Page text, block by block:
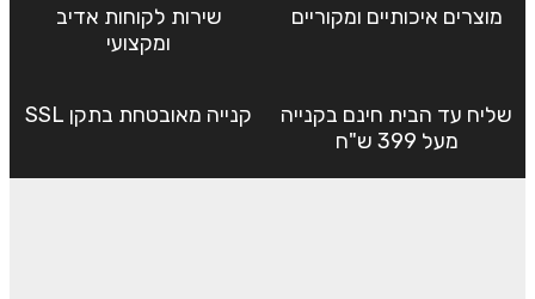
מוצרים איכותיים ומקוריים
שירות לקוחות אדיב
ומקצועי
שליח עד הבית חינם בקנייה
מעל 399 ש"ח
קנייה מאובטחת בתקן SSL